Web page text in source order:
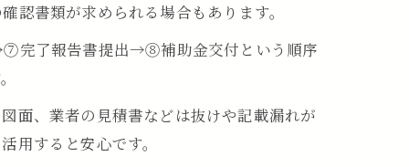
認書類が求められる場合もあります。
了報告書提出→⑧補助金交付という順序
面、業者の見積書などは抜けや記載漏れが
用すると安心です。